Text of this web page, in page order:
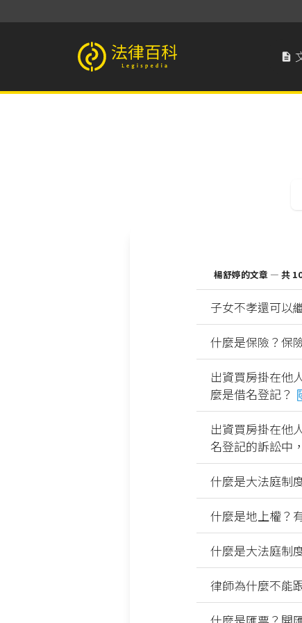
法律百科 Legispedia 
楊舒婷的文章 — 共
子女不孝還可以
什麼是保險？保
出資買房掛在他
麼是借名登記？
出資買房掛在他
名登記的訴訟中
什麼是大法庭制
什麼是地上權？
什麼是大法庭制
律師為什麼不能